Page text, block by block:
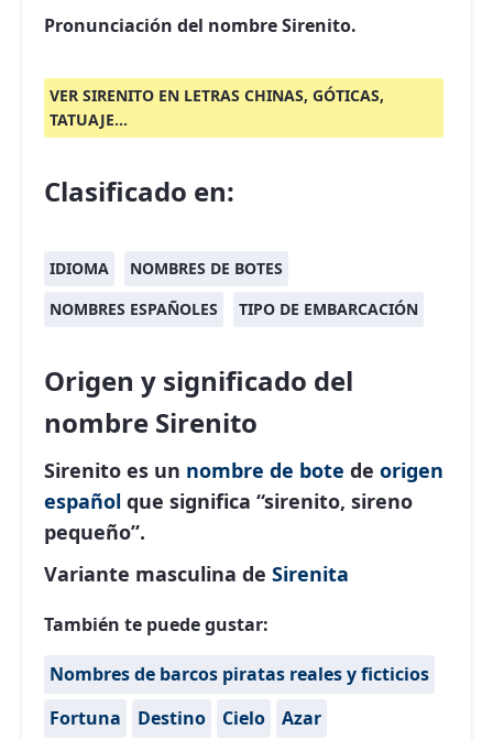
Pronunciación del nombre Sirenito.
VER SIRENITO EN LETRAS CHINAS, GÓTICAS,
TATUAJE...
Clasificado en:
IDIOMA
NOMBRES DE BOTES
NOMBRES ESPAÑOLES
TIPO DE EMBARCACIÓN
Origen y significado del
nombre Sirenito
Sirenito es un nombre de bote de origen
español que significa “sirenito, sireno
pequeño”.
Variante masculina de Sirenita
También te puede gustar:
Nombres de barcos piratas reales y ficticios
Fortuna
Destino Cielo Azar